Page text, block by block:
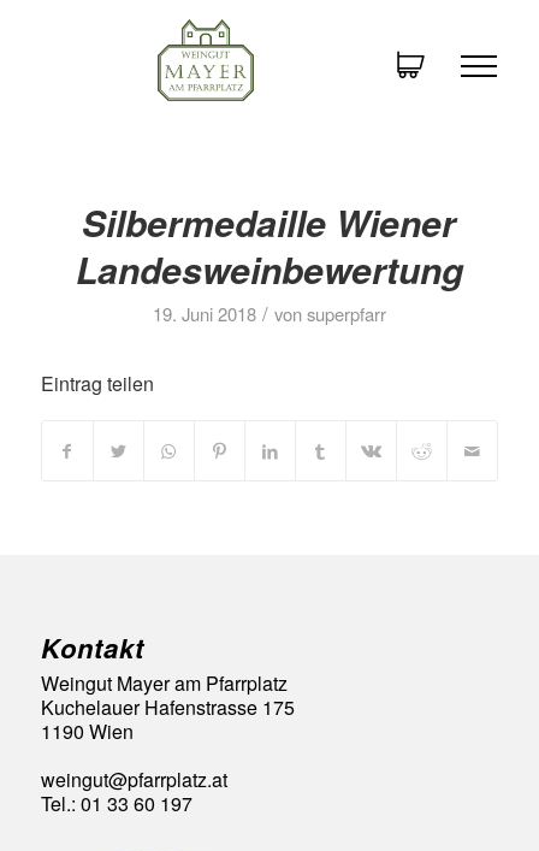
Silbermedaille Wiener
Landesweinbewertung
19. Juni 2018 / vonsuperpfarr
Eintrag teilen
Kontakt
Weingut Mayer am Pfarrplatz
Kuchelauer Hafenstrasse 175
1190 Wien
weingut@pfarrplatz.at
Tel.: 01 33 60 197